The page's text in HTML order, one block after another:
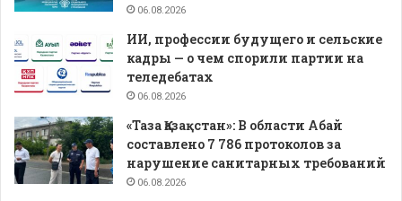
06.08.2026
ИИ, профессии будущего и сельские
кадры — о чем спорили партии на
теледебатах
06.08.2026
«Таза Қазақстан»: В области Абай
составлено 7 786 протоколов за
нарушение санитарных требований
06.08.2026